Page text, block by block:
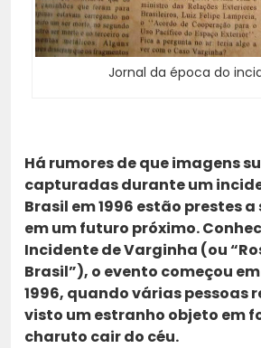
Jornal da época do
Há rumores de que imagens
capturadas durante um
Brasil em 1996 estão prestes
em um futuro próximo.
Incidente de Varginha (ou
Brasil”), o evento começou
1996, quando várias pessoas
visto um estranho objeto em
charuto cair do céu.